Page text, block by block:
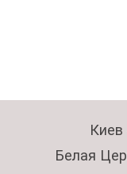
Белая